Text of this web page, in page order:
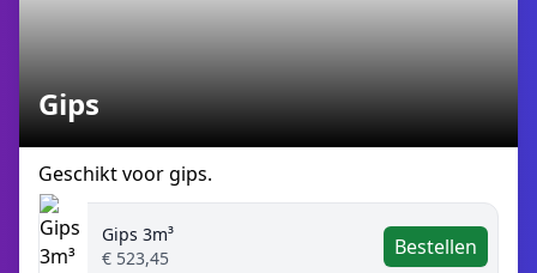
Gips
Geschikt voor gips.
Gips 3m³
€ 523,45
Bestellen